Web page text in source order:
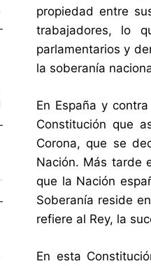
propiedad entre
trabajadores, lo
parlamentarios y
la soberanía
En España y
Constitución que
Corona, que se
Nación. Más tarde
que la Nación
Soberanía reside
refiere al Rey, la
En esta